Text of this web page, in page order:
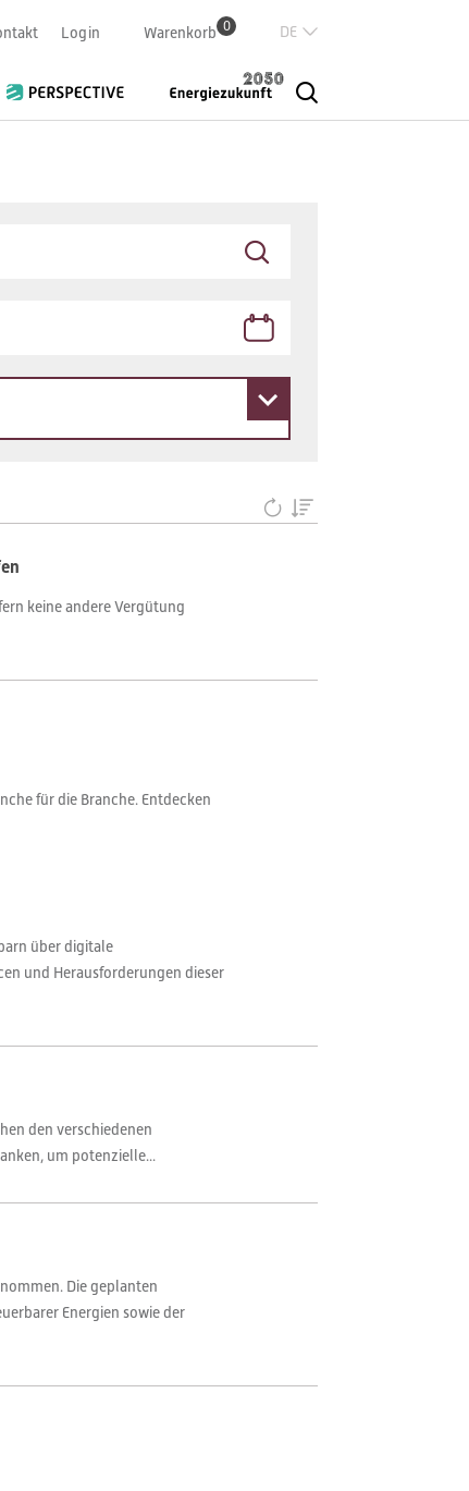
Login Warenkorb 0
English
keine andere Vergütung
für die Branche. Entdecken
über digitale
und Herausforderungen dieser
den verschiedenen
um potenzielle...
Die geplanten
Energien sowie der